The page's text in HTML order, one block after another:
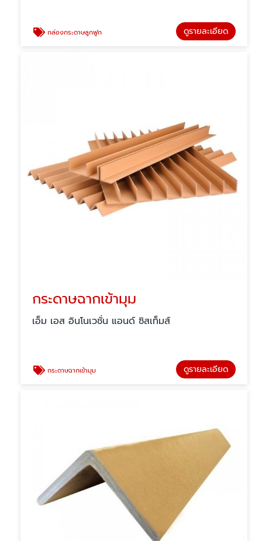
กล่องกระดาษลูกฟูก ดูรายละเอียด
กระดาษฉากเข้ามุม
เอ็ม เอส อินโนเวชั่น แอนด์ ซิสเท็มส์
กระดาษฉากเข้ามุม ดูรายละเอียด